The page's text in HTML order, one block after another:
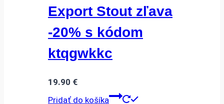
Export Stout zľava
-20% s kódom
ktqgwkkc
19.90 €
Pridať do košíka